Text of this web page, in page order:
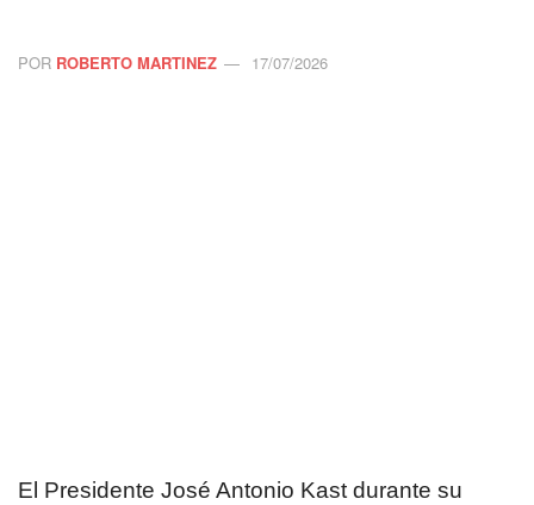
POR ROBERTO MARTINEZ 17/07/2026
El Presidente José Antonio Kast durante su